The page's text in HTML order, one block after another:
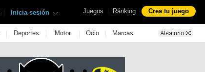
Juegos | Ránking Crea tu juego
| Inicia sesión
| Deportes | Motor | Ocio | Marcas